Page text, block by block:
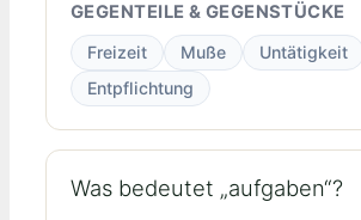
GEGENTEILE & GEGENSTÜCKE
Freizeit Muße
Untätigkeit
Entpflichtung
Was bedeutet „aufgaben“?